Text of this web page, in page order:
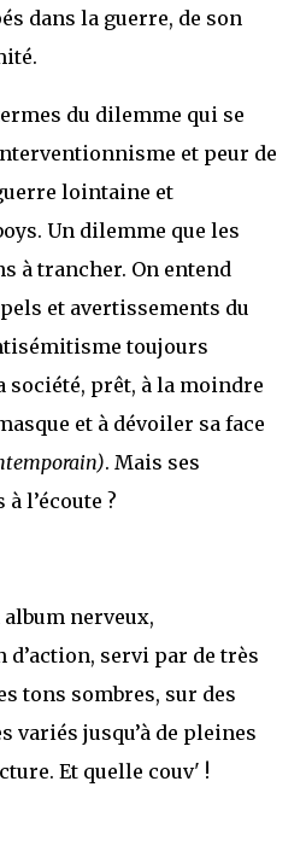
dans la guerre, de son
du dilemme qui se
et peur de
lointaine et
Un dilemme que les
à trancher. On entend
et avertissements du
toujours
société, prêt, à la moindre
et à dévoiler sa face
. Mais ses
l’écoute ?
album nerveux,
servi par de très
tons sombres, sur des
variés jusqu’à de pleines
Et quelle couv' !